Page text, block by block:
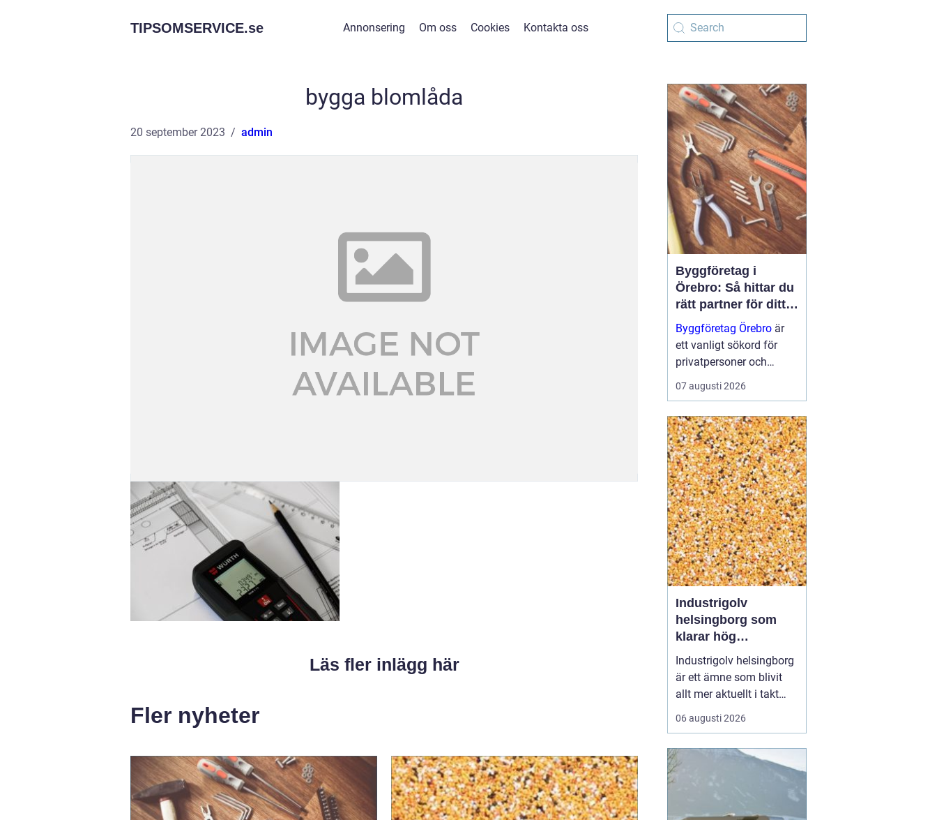
TIPSOMSERVICE.se Annonsering Om oss Cookies Kontakta oss
bygga blomlåda
20 september 2023 admin
Läs fler inlägg här
Fler nyheter
Byggföretag i
Örebro: Så hittar du
rätt partner för ditt
projekt
Byggföretag Örebro är
ett vanligt sökord för
privatpersoner och
företag som planerar att
bygga nytt, renovera eller
huset. Många vill ha en
trygg by...
07 augusti 2026
Industrigolv
helsingborg som
klarar hög
belastning och tuffa
krav
Industrigolv helsingborg
är ett ämne som blivit
allt mer aktuellt i takt
med att fler
verksamheter söker
lättskötta golvlösningar.
produktionsmiljöer
behöver golvet vara mer
06 augusti 2026